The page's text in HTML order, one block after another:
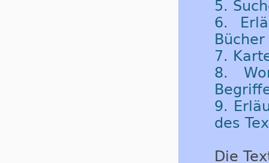
5.
6.
7.
8.
9.
des
Die